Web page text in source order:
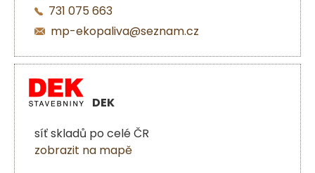
731 075 663
mp-ekopaliva@seznam.cz
DEK
síť skladů po celé ČR
zobrazit na mapě